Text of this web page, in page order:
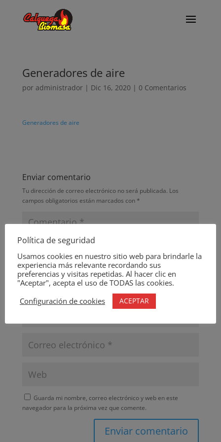
Generadores de aire
por administrador| Dic 16, 2020 | 0 Comentarios
Generadores de aire
Enviar comentario
Tu dirección de correo electrónico no será publicada. Los
campos obligatorios están marcados con *
Guarda mi nombre, correo electrónico y web en este
navegador para la próxima vez que comente.
Política de seguridad
Usamos cookies en nuestro sitio web para brindarle la
experiencia más relevante recordando sus
preferencias y visitas repetidas. Al hacer clic en
"Aceptar", acepta el uso de TODAS las cookies.
Configuración de cookies
ACEPTAR